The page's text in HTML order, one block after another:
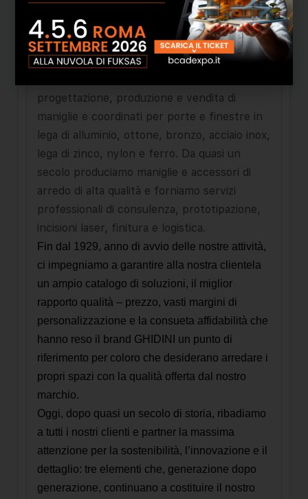
Dal 1929 garantiamo la migliore qualità ai
nostri clienti. Una storia di successi che ha
reso il brand GHIDINI un punto di
riferimento nel nostro settore.
progettazione, produzione e vendita di
maniglie e coordinati per porte e finestre in
lega di alluminio, ottone, bronzo, acciaio inox,
lega di zinco, nylon e ferro. Da quasi un
secolo produciamo maniglie e accessori di
arredo di alta qualità e forniamo servizi
professionali di consulenza, prototipazione,
incisioni laser, finitura e logistica.
Fin dal 1929, anno di avvio delle nostre attività,
ci impegniamo a garantire alla nostra clientela
un ampio catalogo di soluzioni, il miglior
rapporto qualità – prezzo, vasti margini di
personalizzazione e la consueta affidabilità che
hanno reso il brand GHIDINI un punto di
riferimento per coloro che desiderano arredare i
propri spazi con la qualità offerta dal nostro
marchio.
Oggi, dopo quasi un secolo di storia, ribadiamo
a tutti i nostri clienti e partner la massima
attenzione per la sostenibilità, l’innovazione e il
dettaglio: tre elementi che, generazione dopo
generazione, continuano a costituire il nostro